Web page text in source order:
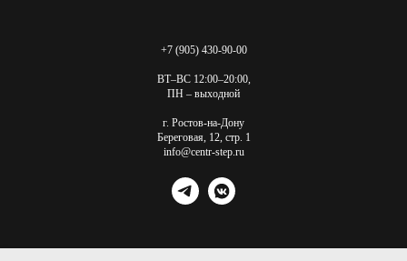
+7 (905) 430-90-00
ВТ–ВС 12:00–20:00,
ПН – выходной
г. Ростов-на-Дону
Береговая, 12, стр. 1
info@centr-step.ru